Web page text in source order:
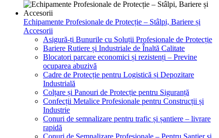
Echipamente Profesionale de Protecție – Stâlpi, Bariere și
Accesorii
Asigură-ți Bunurile cu Soluții Profesionale de Protecție
Bariere Rutiere și Industriale de Înaltă Calitate
Blocatori parcare economici și rezistenți – Previne
ocuparea abuzivă
Cadre de Protecție pentru Logistică și Depozitare
Industrială
Colțare și Panouri de Protecție pentru Siguranță
Confecții Metalice Profesionale pentru Construcții și
Industrie
Conuri de semnalizare pentru trafic și șantiere – livrare
rapidă
Conuri de Semnalizare Profesionale – Pentru Șantier și